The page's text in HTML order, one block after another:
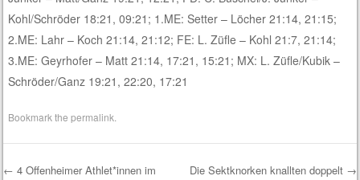
Kohl/Schröder 18:21, 09:21; 1.ME: Setter – Löcher 21:14, 21:15;
2.ME: Lahr – Koch 21:14, 21:12; FE: L. Züfle – Kohl 21:7, 21:14;
3.ME: Geyrhofer – Matt 21:14, 17:21, 15:21; MX: L. Züfle/Kubik –
Schröder/Ganz 19:21, 22:20, 17:21
Bookmark thepermalink
← 4 Offenheimer Athlet*innen im
Die Sektknorken knallten doppelt →